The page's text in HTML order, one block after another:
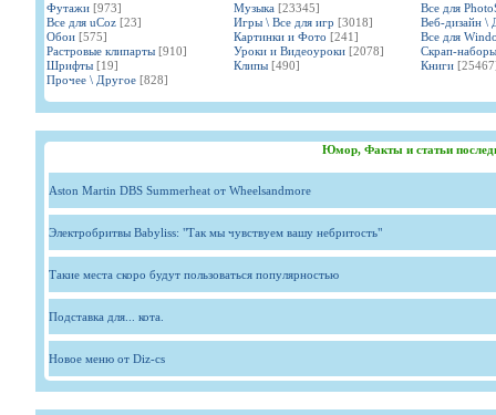
Футажи [973] Музыка [23345]
Все для
Все для uCoz [23] Игры \ Все для игр [3018]
Веб-дизайн \
Обои [575] Картинки и Фото [241]
Все для
Растровые клипарты [910] Уроки и Видеоуроки [2078]
Скрап-наборы
Шрифты [19] Клипы [490] Книги
Прочее \ Другое [828]
Юмор, Факты и статьи
Aston Martin DBS Summerheat от Wheelsandmore
Электробритвы Babyliss: "Так мы чувствуем вашу небритость"
Такие места скоро будут пользоваться популярностью
Подставка для... кота.
Новое меню от Diz-cs